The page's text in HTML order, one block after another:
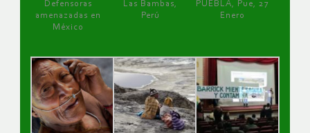
Defensoras
amenazadas en
México
Las Bambas,
Perú
PUEBLA, Pue, 27
Enero